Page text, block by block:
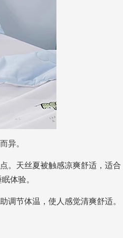
异。
。天丝夏被触感凉爽舒适，适合
体验。
调节体温，使人感觉清爽舒适。